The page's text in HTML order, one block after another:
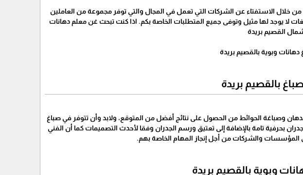
من خلال الاستفتاء عن الشركات التي تعمل في المجال والتي توفر مجموعة من العاملين
يوجد لها مثيل وتوفى جميع المتطلبات الخاصة بكم. اذا كنت تبحث غن معلم دهانات
القصيم بريدة
وبوية بالقصيم بريدة
بالقصيم بريدة
وصباغة الحوائط من الحصول على نتائج أفضل من المتوقع، ولابد وأن تتوفر في صباغ
بحرفية تامة بالإضافة إلى تعتيق ورسم الجدران وفقا لأحدث التصميمات كما أن الفني
المؤسسات والشركات من أجل إنجاز المهام الخاصة بهم.
وبوية بالقصيم بريدة